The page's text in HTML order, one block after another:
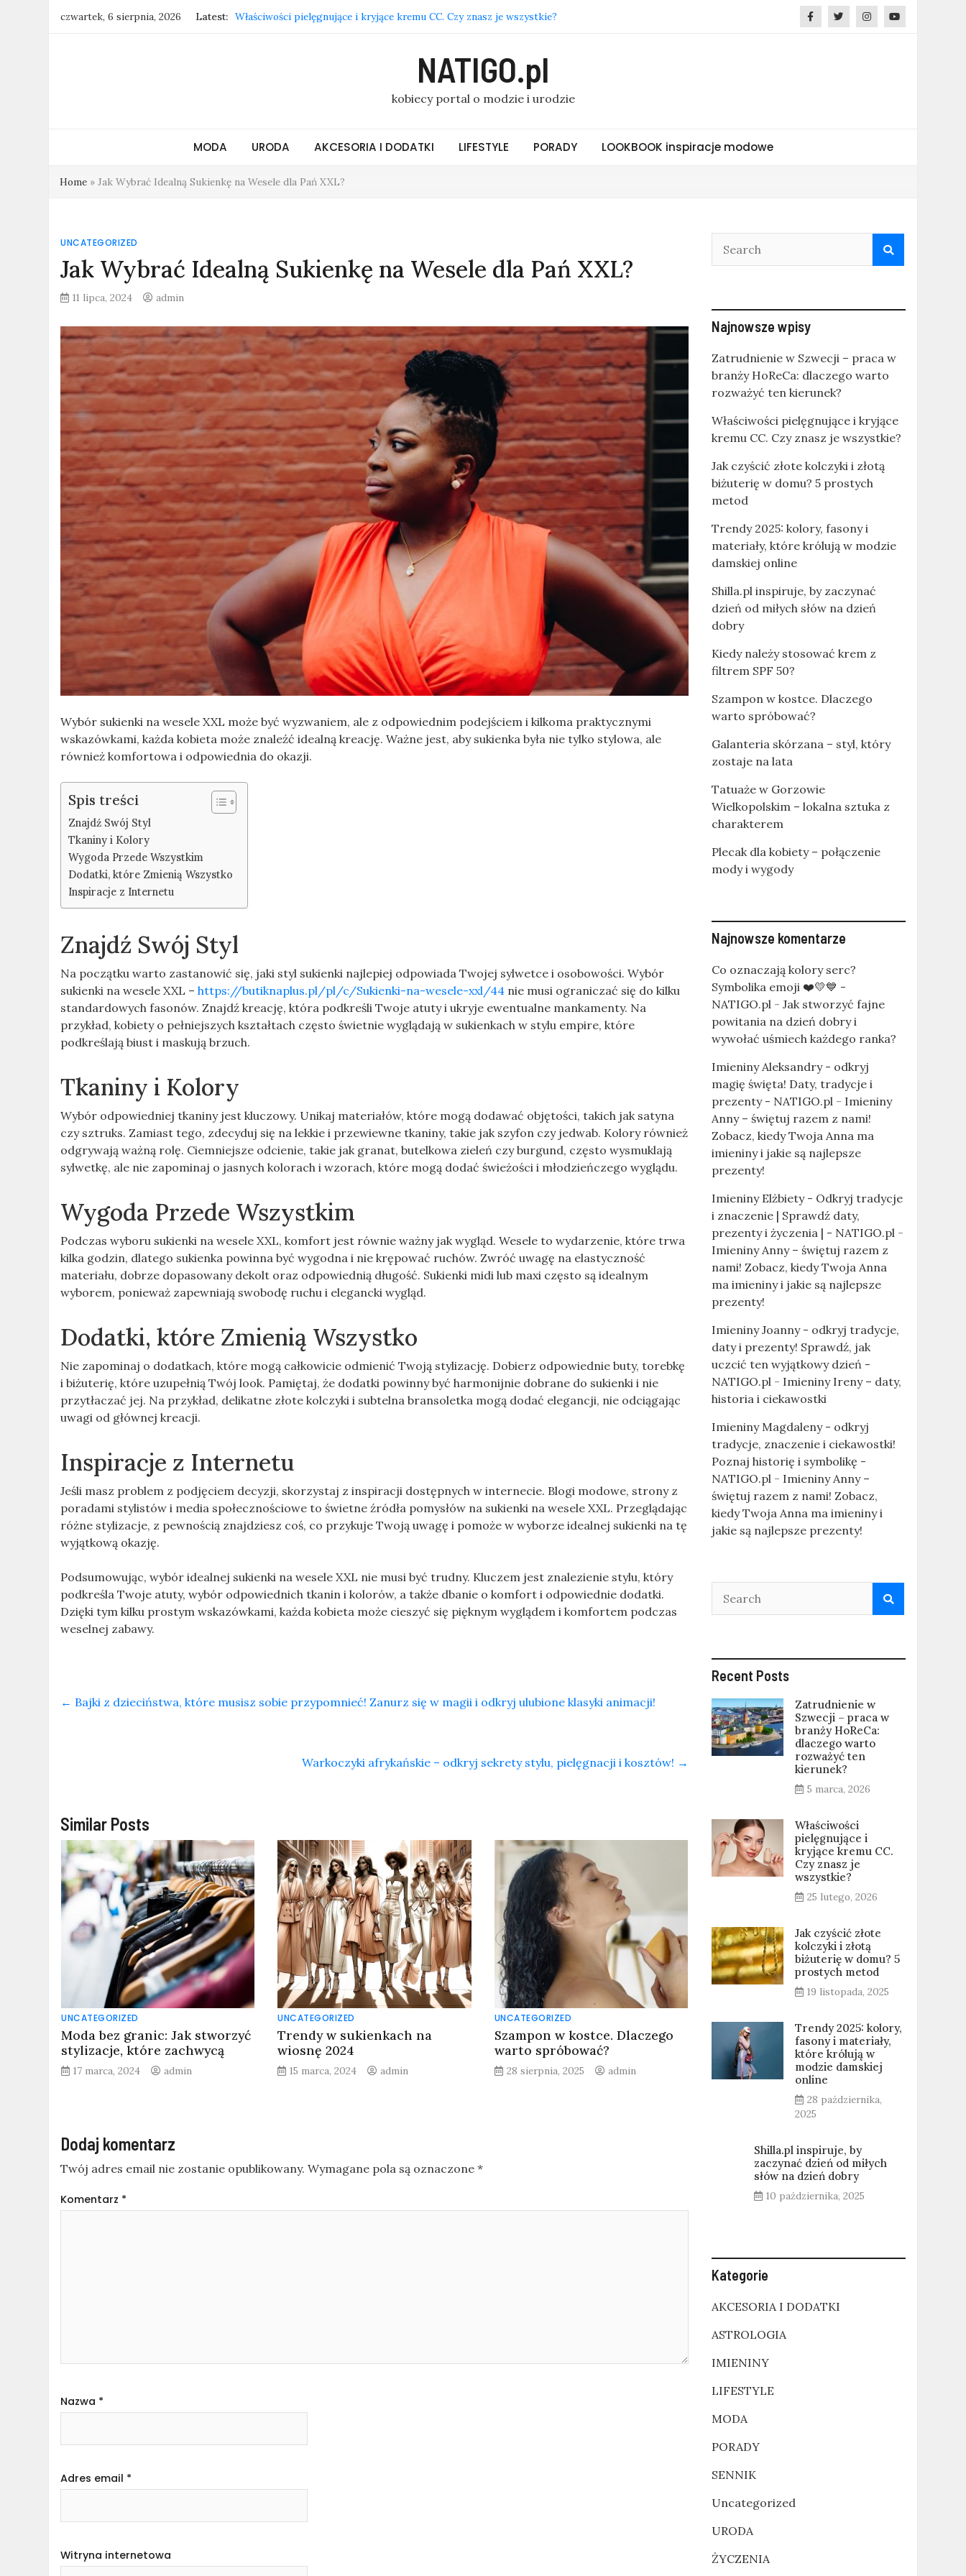
czwartek, 6 sierpnia, 2026 Latest: Właściwości pielęgnujące i kryjące kremu CC. Czy znasz je wszystkie?
Trendy 2025: kolory, fasony i materiały, które królują w modzie damskiej online
Shilla.pl inspiruje, by zaczynać dzień od miłych słów na dzień dobry
Zatrudnienie w Szwecji – praca w branży HoReCa: dlaczego warto rozważyć ten
NATIGO.pl
kobiecy portal o modzie i urodzie
MODA URODA AKCESORIA I DODATKI LIFESTYLE PORADY LOOKBOOK inspiracje modowe
Home »Jak Wybrać Idealną Sukienkę na Wesele dla Pań XXL?
UNCATEGORIZED
Jak Wybrać Idealną Sukienkę na Wesele dla Pań XXL?
11 lipca, 2024 admin
Wybór sukienki na wesele XXL może być wyzwaniem, ale z odpowiednim podejściem i kilkoma praktycznymi
wskazówkami, każda kobieta może znaleźć idealną kreację. Ważne jest, aby sukienka była nie tylko stylowa, ale
również komfortowa i odpowiednia do okazji.
Spis treści
Znajdź Swój Styl
Tkaniny i Kolory
Wygoda Przede Wszystkim
Dodatki, które Zmienią Wszystko
Inspiracje z Internetu
Znajdź Swój Styl
Na początku warto zastanowić się, jaki styl sukienki najlepiej odpowiada Twojej sylwetce i osobowości. Wybór
sukienki na wesele XXL –https://butiknaplus.pl/pl/c/Sukienki-na-wesele-xxl/44 nie musi ograniczać się do kilku
standardowych fasonów. Znajdź kreację, która podkreśli Twoje atuty i ukryje ewentualne mankamenty. Na
przykład, kobiety o pełniejszych kształtach często świetnie wyglądają w sukienkach w stylu empire, które
podkreślają biust i maskują brzuch.
Tkaniny i Kolory
Wybór odpowiedniej tkaniny jest kluczowy. Unikaj materiałów, które mogą dodawać objętości, takich jak satyna
czy sztruks. Zamiast tego, zdecyduj się na lekkie i przewiewne tkaniny, takie jak szyfon czy jedwab. Kolory również
odgrywają ważną rolę. Ciemniejsze odcienie, takie jak granat, butelkowa zieleń czy burgund, często wysmuklają
sylwetkę, ale nie zapominaj o jasnych kolorach i wzorach, które mogą dodać świeżości i młodzieńczego wyglądu.
Wygoda Przede Wszystkim
Podczas wyboru sukienki na wesele XXL, komfort jest równie ważny jak wygląd. Wesele to wydarzenie, które trwa
kilka godzin, dlatego sukienka powinna być wygodna i nie krępować ruchów. Zwróć uwagę na elastyczność
materiału, dobrze dopasowany dekolt oraz odpowiednią długość. Sukienki midi lub maxi często są idealnym
wyborem, ponieważ zapewniają swobodę ruchu i elegancki wygląd.
Dodatki, które Zmienią Wszystko
Nie zapominaj o dodatkach, które mogą całkowicie odmienić Twoją stylizację. Dobierz odpowiednie buty, torebkę
i biżuterię, które uzupełnią Twój look. Pamiętaj, że dodatki powinny być harmonijnie dobrane do sukienki i nie
przytłaczać jej. Na przykład, delikatne złote kolczyki i subtelna bransoletka mogą dodać elegancji, nie odciągając
uwagi od głównej kreacji.
Inspiracje z Internetu
Jeśli masz problem z podjęciem decyzji, skorzystaj z inspiracji dostępnych w internecie. Blogi modowe, strony z
poradami stylistów i media społecznościowe to świetne źródła pomysłów na sukienki na wesele XXL. Przeglądając
różne stylizacje, z pewnością znajdziesz coś, co przykuje Twoją uwagę i pomoże w wyborze idealnej sukienki na tę
wyjątkową okazję.
Podsumowując, wybór idealnej sukienki na wesele XXL nie musi być trudny. Kluczem jest znalezienie stylu, który
podkreśla Twoje atuty, wybór odpowiednich tkanin i kolorów, a także dbanie o komfort i odpowiednie dodatki.
Dzięki tym kilku prostym wskazówkami, każda kobieta może cieszyć się pięknym wyglądem i komfortem podczas
weselnej zabawy.
← Bajki z dzieciństwa, które musisz sobie przypomnieć! Zanurz się w magii i odkryj ulubione klasyki animacji!
Warkoczyki afrykańskie – odkryj sekrety stylu, pielęgnacji i kosztów! →
Similar Posts
UNCATEGORIZED
Moda bez granic: Jak stworzyć
stylizacje, które zachwycą
17 marca, 2024 admin
UNCATEGORIZED
Trendy w sukienkach na
wiosnę 2024
15 marca, 2024 admin
UNCATEGORIZED
Szampon w kostce. Dlaczego
warto spróbować?
28 sierpnia, 2025 admin
Dodaj komentarz
Twój adres email nie zostanie opublikowany. Wymagane pola są oznaczone*
Komentarz *
Nazwa *
Adres email *
Witryna internetowa
Najnowsze wpisy
Zatrudnienie w Szwecji – praca w
branży HoReCa: dlaczego warto
rozważyć ten kierunek?
Właściwości pielęgnujące i kryjące
kremu CC. Czy znasz je wszystkie?
Jak czyścić złote kolczyki i złotą
biżuterię w domu? 5 prostych
metod
Trendy 2025: kolory, fasony i
materiały, które królują w modzie
damskiej online
Shilla.pl inspiruje, by zaczynać
dzień od miłych słów na dzień
dobry
Kiedy należy stosować krem z
filtrem SPF 50?
Szampon w kostce. Dlaczego
warto spróbować?
Galanteria skórzana – styl, który
zostaje na lata
Tatuaże w Gorzowie
Wielkopolskim – lokalna sztuka z
charakterem
Plecak dla kobiety – połączenie
mody i wygody
Najnowsze komentarze
Co oznaczają kolory serc?
Symbolika emoji ❤️💛💙 -
NATIGO.pl- Jak stworzyć fajne
powitania na dzień dobry i
wywołać uśmiech każdego ranka?
Imieniny Aleksandry - odkryj
magię święta! Daty, tradycje i
prezenty - NATIGO.pl- Imieniny
Anny – świętuj razem z nami!
Zobacz, kiedy Twoja Anna ma
imieniny i jakie są najlepsze
prezenty!
Imieniny Elżbiety - Odkryj tradycje
i znaczenie | Sprawdź daty,
prezenty i życzenia | - NATIGO.pl-
Imieniny Anny – świętuj razem z
nami! Zobacz, kiedy Twoja Anna
ma imieniny i jakie są najlepsze
prezenty!
Imieniny Joanny - odkryj tradycje,
daty i prezenty! Sprawdź, jak
uczcić ten wyjątkowy dzień -
NATIGO.pl- Imieniny Ireny – daty,
historia i ciekawostki
Imieniny Magdaleny - odkryj
tradycje, znaczenie i ciekawostki!
Poznaj historię i symbolikę -
NATIGO.pl- Imieniny Anny –
świętuj razem z nami! Zobacz,
kiedy Twoja Anna ma imieniny i
jakie są najlepsze prezenty!
Recent Posts
Zatrudnienie w
Szwecji – praca w
branży HoReCa:
dlaczego warto
rozważyć ten
kierunek?
5 marca, 2026
Właściwości
pielęgnujące i
kryjące kremu CC.
Czy znasz je
wszystkie?
25 lutego, 2026
Jak czyścić złote
kolczyki i złotą
biżuterię w domu? 5
prostych metod
19 listopada, 2025
Trendy 2025: kolory,
fasony i materiały,
które królują w
modzie damskiej
online
28 października,
2025
Shilla.pl inspiruje, by
zaczynać dzień od miłych
słów na dzień dobry
10 października, 2025
Kategorie
AKCESORIA I DODATKI
ASTROLOGIA
IMIENINY
LIFESTYLE
MODA
PORADY
SENNIK
Uncategorized
URODA
ŻYCZENIA